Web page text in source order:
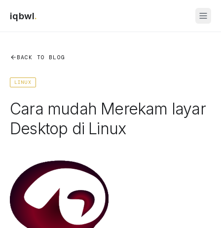
iqbwl.
BACK TO BLOG
LINUX
Cara mudah Merekam layar
Desktop di Linux